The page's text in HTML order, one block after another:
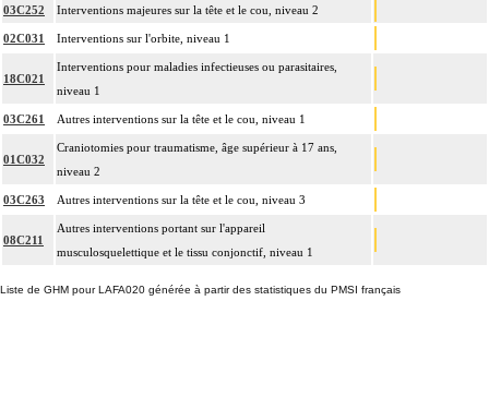
03C252 Interventions majeures sur la tête et le cou, niveau 2
02C031 Interventions sur l'orbite, niveau 1
18C021
Interventions pour maladies infectieuses ou parasitaires,
niveau 1
03C261 Autres interventions sur la tête et le cou, niveau 1
01C032
Craniotomies pour traumatisme, âge supérieur à 17 ans,
niveau 2
03C263 Autres interventions sur la tête et le cou, niveau 3
08C211
Autres interventions portant sur l'appareil
musculosquelettique et le tissu conjonctif, niveau 1
Liste de GHM pour LAFA020 générée à partir des statistiques du PMSI français